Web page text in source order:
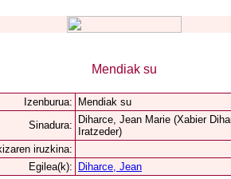
Mendiak su
Izenburua:
Mendiak su
Sinadura:
Diharce, Jean Marie (Xabier
Iratzeder)
iruzkina:
Egilea(k):
Diharce, Jean